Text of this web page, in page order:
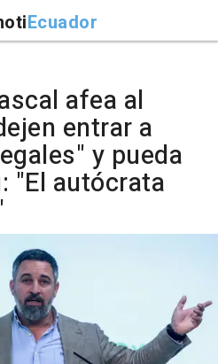
Ecuador
afea al
entrar a
y pueda
"El autócrata